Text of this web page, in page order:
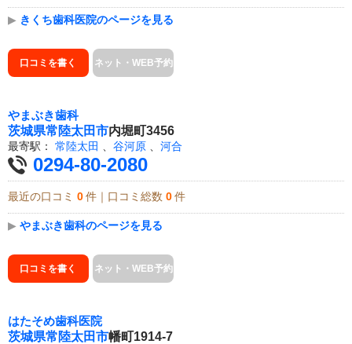
▶ きくち歯科医院のページを見る
口コミを書く ネット・WEB予約
やまぶき歯科
茨城県常陸太田市内堀町3456
最寄駅： 常陸太田 谷河原 河合
0294-80-2080
最近の口コミ 0 件｜口コミ総数 0 件
▶ やまぶき歯科のページを見る
口コミを書く ネット・WEB予約
はたそめ歯科医院
茨城県常陸太田市幡町1914-7